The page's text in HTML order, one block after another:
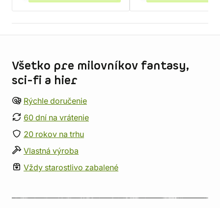
Všetko pre milovníkov fantasy,
sci-fi a hier
Rýchle doručenie
60 dní na vrátenie
20 rokov na trhu
Vlastná výroba
Vždy starostlivo zabalené